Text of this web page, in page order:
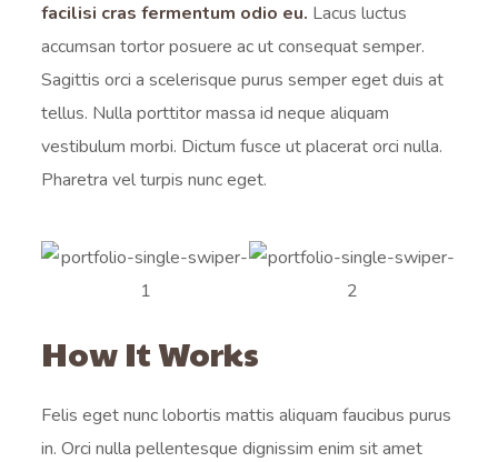
facilisi cras fermentum odio eu. Lacus luctus
accumsan tortor posuere ac ut consequat semper.
Sagittis orci a scelerisque purus semper eget duis at
tellus. Nulla porttitor massa id neque aliquam
vestibulum morbi. Dictum fusce ut placerat orci nulla.
Pharetra vel turpis nunc eget.
How It Works
Felis eget nunc lobortis mattis aliquam faucibus purus
in. Orci nulla pellentesque dignissim enim sit amet